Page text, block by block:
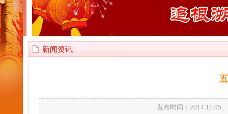
新闻资讯
发布时间：